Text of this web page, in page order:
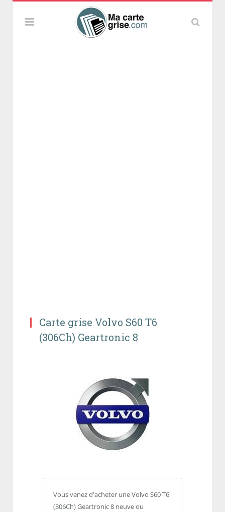
Carte grise Volvo S60 T6
(306Ch) Geartronic 8
Vous venez d'acheter une Volvo S60 T6
(306Ch) Geartronic 8 neuve ou